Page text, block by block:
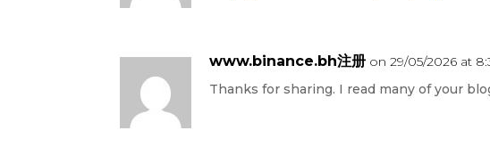
www.binance.bh注册 on 29/05/2026 at
Thanks for sharing. I read many of your